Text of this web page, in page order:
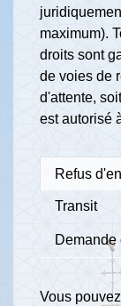
maximum).
droits sont
de voies de
d'attente,
est autorisé
Refus
Transit
Demande
Vous